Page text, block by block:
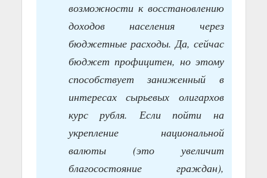
возможности к восстановлению
доходов населения через
бюджетные расходы. Да, сейчас
бюджет профицитен, но этому
способствует заниженный в
интересах сырьевых олигархов
курс рубля. Если пойти на
укрепление национальной
валюты (это увеличит
благосостояние граждан),